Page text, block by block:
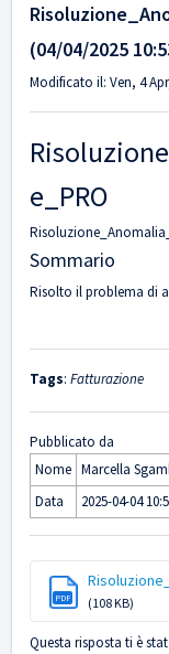
(04/04/2025
Modificato il: Ven, 4
e_PRO
Sommario
Risolto il problema di
Tags: Fatturazione
Pubblicato da
Nome Marcella
Data
2025-04-04
PDF (108 KB)
Questa risposta ti è